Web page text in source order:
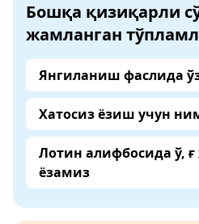
Бошқа қизиқарли
жамланган
Янгиланиш фаслида
Хатосиз ёзиш учун
Лотин алифбосида ў,
ёзамиз